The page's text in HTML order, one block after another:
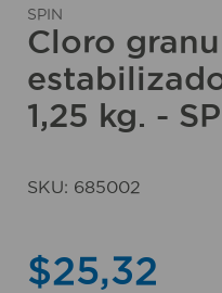
SPIN
Cloro
1,25 kg. -
SKU: 685002
$25,32